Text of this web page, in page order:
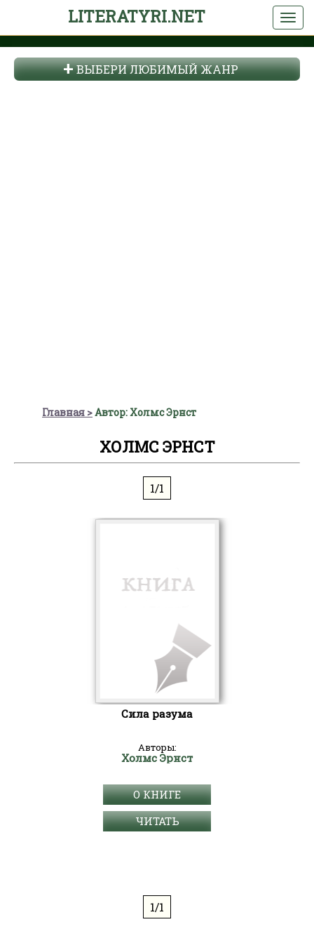
LITERATYRI.NET
ВЫБЕРИ ЛЮБИМЫЙ ЖАНР
Главная Автор: Холмс Эрнст
ХОЛМС ЭРНСТ
1/1
Сила разума
Авторы:
Холмс Эрнст
О КНИГЕ
ЧИТАТЬ
1/1